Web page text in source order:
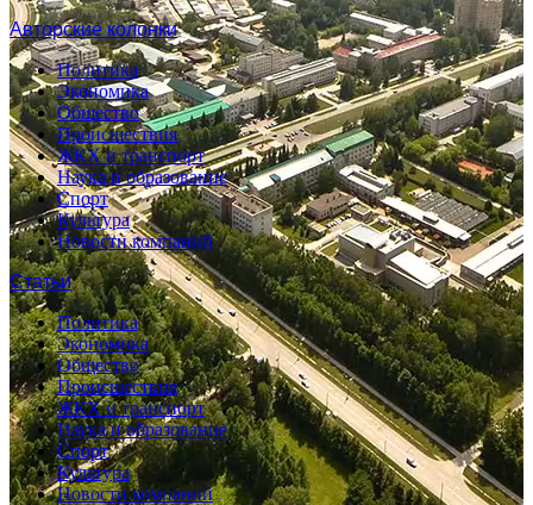
Авторские колонки
Политика
Экономика
Общество
Происшествия
ЖКХ и транспорт
Наука и образование
Спорт
Культура
Новости компаний
Статьи
Политика
Экономика
Общество
Происшествия
ЖКХ и транспорт
Наука и образование
Спорт
Культура
Новости компаний